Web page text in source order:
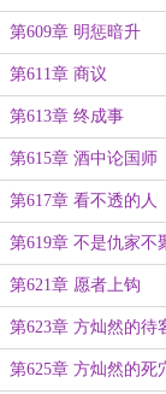
品
第609章 明惩暗升
第611章 商议
第613章 终成事
第615章 酒中论国师
第617章 看不透的人
第619章 不是仇家不
第621章 愿者上钩
第623章 方灿然的待
第625章 方灿然的死